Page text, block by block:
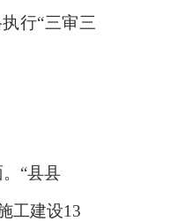
行“三审三
“县县
工建设13